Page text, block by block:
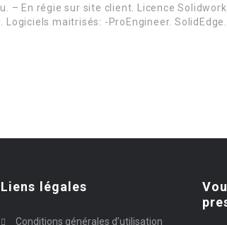
– En régie sur site client. Licence
maitrisés: -ProEngineer.
Liens légales
Conditions générales d’utilisation